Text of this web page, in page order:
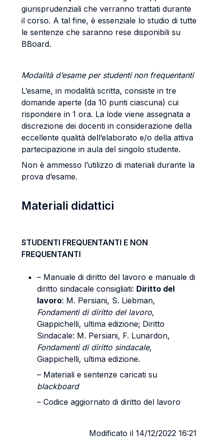
giurisprudenziali che verranno trattati durante
il corso. A tal fine, è essenziale lo studio di tutte
le sentenze che saranno rese disponibili su
BBoard.
Modalità d’esame per studenti non frequentanti
L’esame, in modalità scritta, consiste in tre
domande aperte (da 10 punti ciascuna) cui
rispondere in 1 ora. La lode viene assegnata a
discrezione dei docenti in considerazione della
eccellente qualità dell’elaborato e/o della attiva
partecipazione in aula del singolo studente.
Non è ammesso l’utilizzo di materiali durante la
prova d’esame.
Materiali didattici
STUDENTI FREQUENTANTI E NON
FREQUENTANTI
– Manuale di diritto del lavoro e manuale di
diritto sindacale consigliati: Diritto del
lavoro: M. Persiani, S. Liebman,
Fondamenti di diritto del lavoro,
Giappichelli, ultima edizione; Diritto
Sindacale: M. Persiani, F. Lunardon,
Fondamenti di diritto sindacale,
Giappichelli, ultima edizione.
– Materiali e sentenze caricati su
blackboard
– Codice aggiornato di diritto del lavoro
Modificato il 14/12/2022 16:21